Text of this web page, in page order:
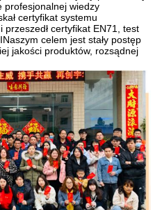
profesjonalnej wiedzy
certyfikat systemu
certyfikat EN71, test
celem jest stały postęp
jakości produktów, rozsądnej